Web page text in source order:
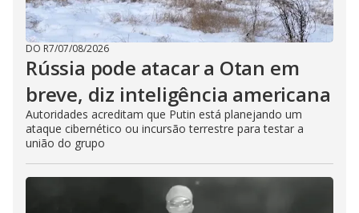
DO R7/07/08/2026
Rússia pode atacar a Otan em
breve, diz inteligência americana
Autoridades acreditam que Putin está planejando um
ataque cibernético ou incursão terrestre para testar a
união do grupo